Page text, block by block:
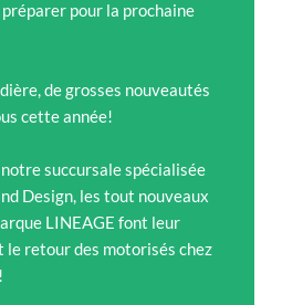
pour la prochaine
de grosses nouveautés
cette année!
notre succursale spécialisée
Design, les tout nouveaux
LINEAGE font leur
le retour des motorisés chez